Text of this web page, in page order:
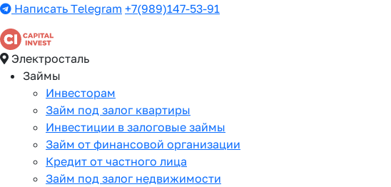
Написать Telegram +7(989)147-53-91
Электросталь
Займы
Инвесторам
Займ под залог квартиры
Инвестиции в залоговые займы
Займ от финансовой организации
Кредит от частного лица
Займ под залог недвижимости